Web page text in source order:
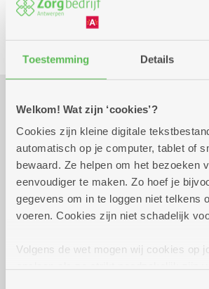
Toestemming Details
Welkom! Wat zijn ‘cookies’?
Cookies zijn kleine digitale
automatisch op je computer, tablet of
bewaard. Ze helpen om het bezoeken
eenvoudiger te maken. Zo hoef je
gegevens om in te loggen niet telkens
voeren. Cookies zijn niet schadelijk
Volgens de wet mogen wij cookies op
Praktisch
dinsdag 4 augustus 202609.00
Prijs: 2,5 euro
Inschrijven voor 27 juli 2026.